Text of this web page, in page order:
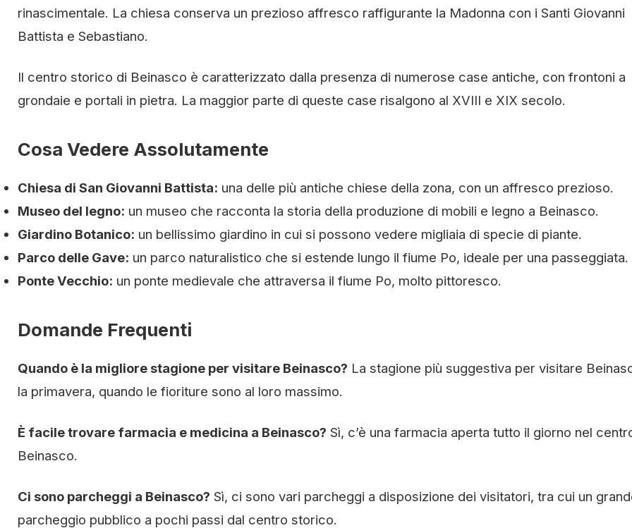
rinascimentale. La chiesa conserva un prezioso affresco raffigurante la Madonna con i Santi Giovanni
Battista e Sebastiano.
Il centro storico di Beinasco è caratterizzato dalla presenza di numerose case antiche, con frontoni a
grondaie e portali in pietra. La maggior parte di queste case risalgono al XVIII e XIX secolo.
Cosa Vedere Assolutamente
Chiesa di San Giovanni Battista: una delle più antiche chiese della zona, con un affresco prezioso.
Museo del legno: un museo che racconta la storia della produzione di mobili e legno a Beinasco.
Giardino Botanico: un bellissimo giardino in cui si possono vedere migliaia di specie di piante.
Parco delle Gave: un parco naturalistico che si estende lungo il fiume Po, ideale per una passeggiata.
Ponte Vecchio: un ponte medievale che attraversa il fiume Po, molto pittoresco.
Domande Frequenti
Quando è la migliore stagione per visitare Beinasco? La stagione più suggestiva per visitare
la primavera, quando le fioriture sono al loro massimo.
È facile trovare farmacia e medicina a Beinasco? Sì, c’è una farmacia aperta tutto il giorno nel
Beinasco.
Ci sono parcheggi a Beinasco? Sì, ci sono vari parcheggi a disposizione dei visitatori, tra cui un
parcheggio pubblico a pochi passi dal centro storico.